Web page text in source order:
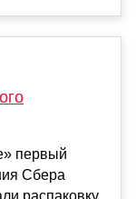
первый
Сбера